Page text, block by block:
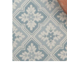
Bistrot
Bord de mer
Brocante
Contemporain
Esprit